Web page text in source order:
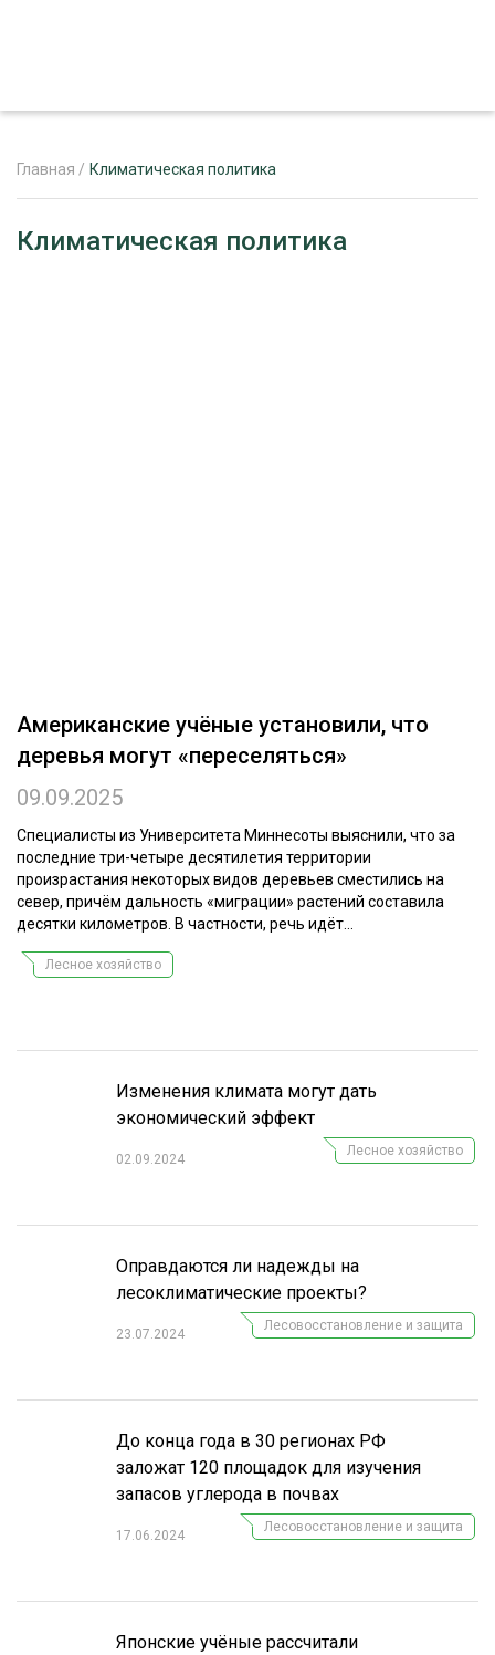
ЖУРНАЛ «ЛЕСНОЙ КОМПЛЕКС»
ПРОИЗВОДСТВО ДРЕВЕСНЫХ ПЛИТ
ЦБП
КОМПЛЕКСНАЯ ПЕРЕРАБОТКА
ЛЕСОПИЛЕНИЕ
ДЕРЕВЯННОЕ ДОМОСТРОЕНИЕ
Главная / Климатическая политика
Климатическая политика
Американские учёные установили, что
деревья могут «переселяться»
09.09.2025
Специалисты из Университета Миннесоты выяснили, что за
последние три-четыре десятилетия территории
произрастания некоторых видов деревьев сместились на
север, причём дальность «миграции» растений составила
десятки километров. В частности, речь идёт...
Лесное хозяйство
Изменения климата могут дать
экономический эффект
02.09.2024
Лесное хозяйство
Оправдаются ли надежды на
лесоклиматические проекты?
23.07.2024
Лесовосстановление и защита
До конца года в 30 регионах РФ
заложат 120 площадок для изучения
запасов углерода в почвах
17.06.2024
Лесовосстановление и защита
Японские учёные рассчитали